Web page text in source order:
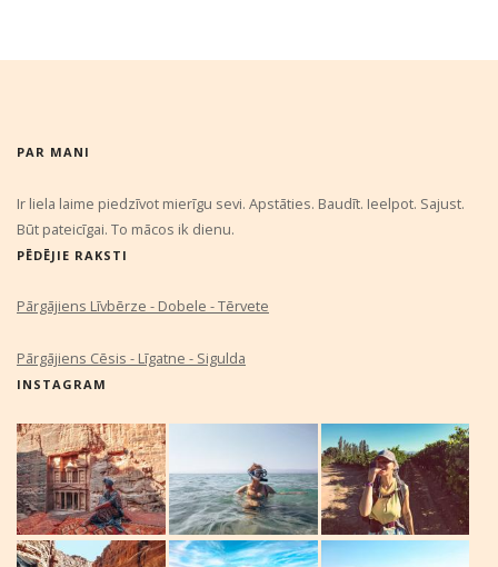
PAR MANI
Ir liela laime piedzīvot mierīgu sevi. Apstāties. Baudīt. Ieelpot. Sajust.
Būt pateicīgai. To mācos ik dienu.
PĒDĒJIE RAKSTI
Pārgājiens Līvbērze - Dobele - Tērvete
Pārgājiens Cēsis - Līgatne - Sigulda
INSTAGRAM